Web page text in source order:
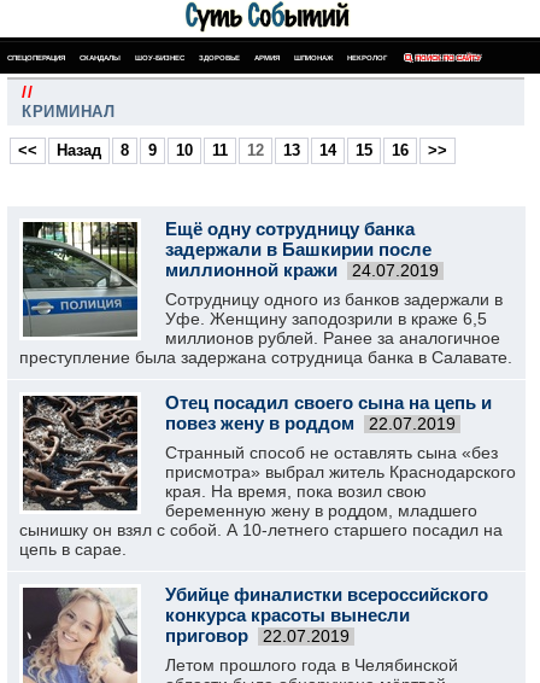
СПЕЦОПЕРАЦИЯ СКАНДАЛЫ ШОУ-БИЗНЕС ЗДОРОВЬЕ АРМИЯ ШПИОНАЖ НЕКРОЛОГ ПОИСК ПО САЙТУ
//
КРИМИНАЛ
<< Назад 8 9 10 11 12 13 14 15 16 >>
Ещё одну сотрудницу банка
задержали в Башкирии после
миллионной кражи
24.07.2019
Сотрудницу одного из банков задержали в
Уфе. Женщину заподозрили в краже 6,5
миллионов рублей. Ранее за аналогичное
преступление была задержана сотрудница банка в Салавате.
Отец посадил своего сына на цепь и
повез жену в роддом
22.07.2019
Странный способ не оставлять сына «без
присмотра» выбрал житель Краснодарского
края. На время, пока возил свою
беременную жену в роддом, младшего
сынишку он взял с собой. А 10-летнего старшего посадил на
цепь в сарае.
Убийце финалистки всероссийского
конкурса красоты вынесли
приговор
22.07.2019
Летом прошлого года в Челябинской